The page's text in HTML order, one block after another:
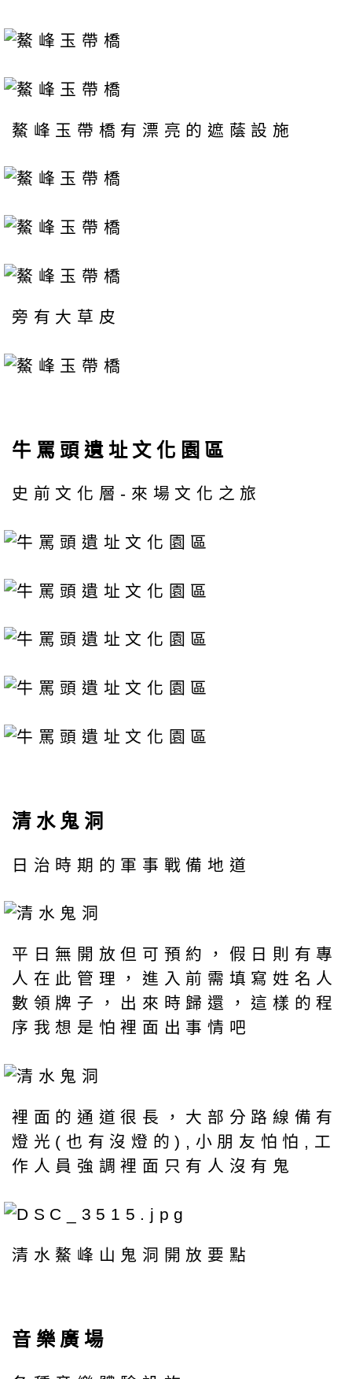
鰲峰玉帶橋有漂亮的遮蔭設施
旁有大草皮
牛罵頭遺址文化園區
史前文化層-來場文化之旅
清水鬼洞
日治時期的軍事戰備地道
平日無開放但可預約，假日則有專
人在此管理，進入前需填寫姓名人
數領牌子，出來時歸還，這樣的程
序我想是怕裡面出事情吧
裡面的通道很長，大部分路線備有
燈光(也有沒燈的),小朋友怕怕,工
作人員強調裡面只有人沒有鬼
清水鰲峰山鬼洞開放要點
音樂廣場